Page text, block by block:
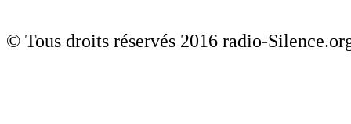
© Tous droits réservés 2016 radio-